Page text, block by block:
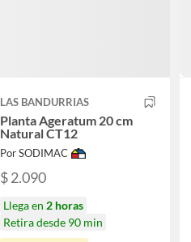
LAS BANDURRIAS
Planta Ageratum 20 cm
Natural CT12
Por SODIMAC
$ 2.090
Llega en 2 horas
Retira desde 90 min